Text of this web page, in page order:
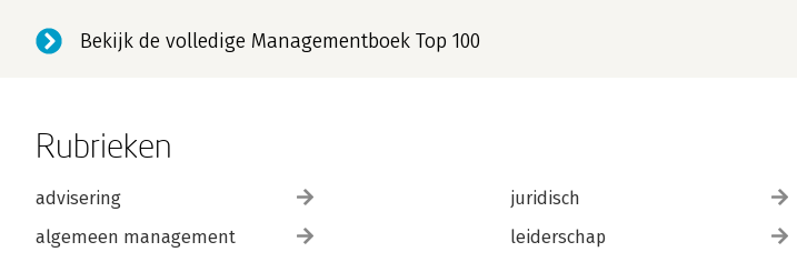
Bekijk de volledige Managementboek Top 100
Rubrieken
advisering
algemeen management
juridisch
leiderschap